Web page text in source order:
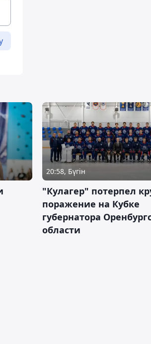
20:58, Бүгін
"Кулагер" потерпел
поражение на Кубке
губернатора
области